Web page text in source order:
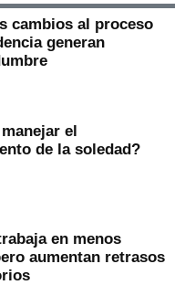
cambios al proceso
generan
el
de la soledad?
en menos
aumentan retrasos